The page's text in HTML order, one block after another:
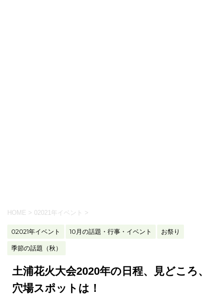
HOME > 02021年イベント >
02021年イベント 10月の話題・行事・イベント お祭り
季節の話題（秋）
土浦花火大会2020年の日程、見どころ、
穴場スポットは！